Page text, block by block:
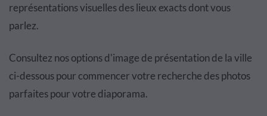
représentations visuelles des lieux exacts dont vous
parlez.
Consultez nos options d'image de présentation de la ville
ci-dessous pour commencer votre recherche des photos
parfaites pour votre diaporama.